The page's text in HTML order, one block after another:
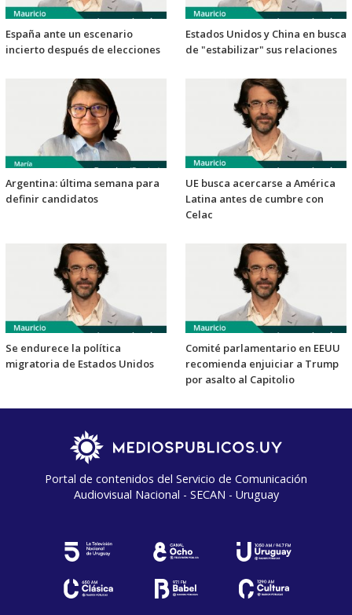
España ante un escenario
incierto después de elecciones
Estados Unidos y China en busca
de "estabilizar" sus relaciones
Argentina: última semana para
definir candidatos
UE busca acercarse a América
Latina antes de cumbre con
Celac
Se endurece la política
migratoria de Estados Unidos
Comité parlamentario en EEUU
recomienda enjuiciar a Trump
por asalto al Capitolio
Portal de contenidos del Servicio de Comunicación
Audiovisual Nacional - SECAN - Uruguay